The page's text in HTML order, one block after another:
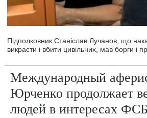
Підполковник Станіслав Лучанов, що
викрасти і вбити цивільних, мав борги і
Международный
Юрченко продолжает
людей в интересах ФСБ